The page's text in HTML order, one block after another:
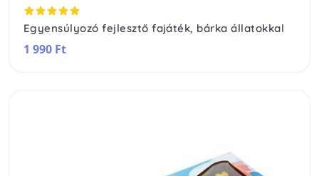
Egyensúlyozó fejlesztő fajáték, bárka állatokkal
1 990 Ft